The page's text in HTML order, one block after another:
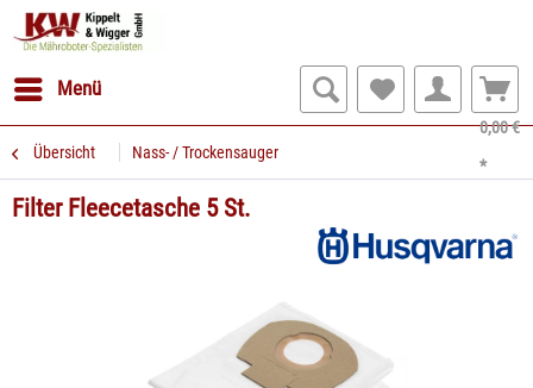
Menü
0,00 €
*
Übersicht Nass- / Trockensauger
Filter Fleecetasche 5 St.